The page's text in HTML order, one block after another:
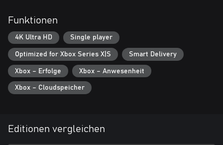
Funktionen
4K Ultra HD Single player
Optimized for Xbox Series X|S Smart Delivery
Xbox – Erfolge Xbox – Anwesenheit
Xbox – Cloudspeicher
Editionen vergleichen